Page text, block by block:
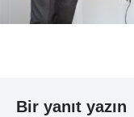
Bir yanıt yazın